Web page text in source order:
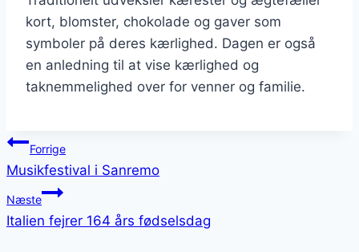
kort, blomster, chokolade og gaver som
symboler på deres kærlighed. Dagen er også
en anledning til at vise kærlighed og
taknemmelighed over for venner og familie.
Indlægsnavigation
Forrige
Musikfestival i Sanremo
Næste
Italien fejrer 164 års fødselsdag